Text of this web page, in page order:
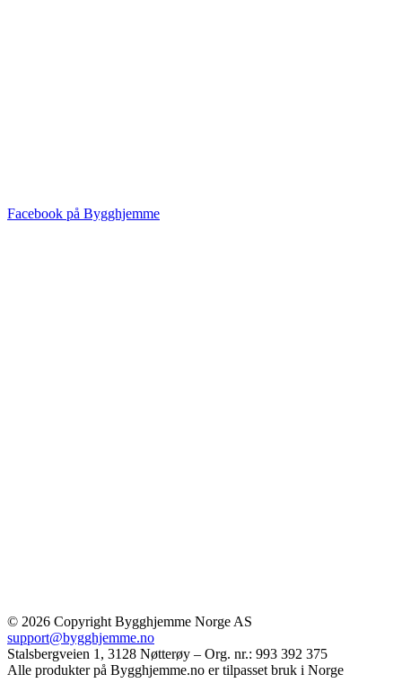
Facebook på Bygghjemme
© 2026 Copyright Bygghjemme Norge AS
support@bygghjemme.no
Stalsbergveien 1, 3128 Nøtterøy – Org. nr.: 993 392 375
Alle produkter på Bygghjemme.no er tilpasset bruk i Norge